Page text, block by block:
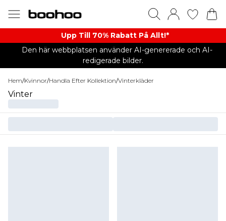
Upp Till 70% Rabatt På Allt!*
Den här webbplatsen använder AI-genererade och AI-
redigerade bilder.
Hem/Kvinnor/Handla Efter Kollektion/Vinterkläder
Vinter